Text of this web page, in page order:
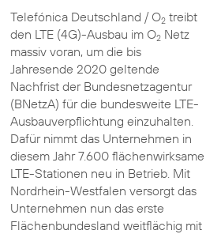
Telefónica Deutschland / O2treibt
den LTE (4G)-Ausbau im O2Netz
massiv voran, um die bis
Jahresende 2020 geltende
Nachfrist der Bundesnetzagentur
(BNetzA) für die bundesweite LTE-
Ausbauverpflichtung einzuhalten.
Dafür nimmt das Unternehmen in
diesem Jahr 7.600 flächenwirksame
LTE-Stationen neu in Betrieb. Mit
Nordrhein-Westfalen versorgt das
Unternehmen nun das erste
Flächenbundesland weitflächig mit